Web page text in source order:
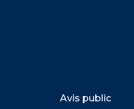
Avis public